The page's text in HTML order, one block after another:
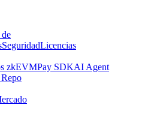
SeguridadLicencias
zkEVMPay SDKAI Agent